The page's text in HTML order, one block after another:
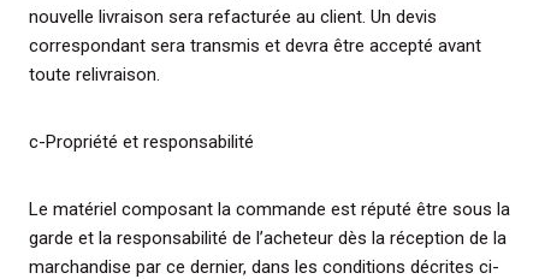
nouvelle livraison sera refacturée au client. Un devis
correspondant sera transmis et devra être accepté avant
toute relivraison.
c-Propriété et responsabilité
Le matériel composant la commande est réputé être sous la
garde et la responsabilité de l’acheteur dès la réception de la
marchandise par ce dernier, dans les conditions décrites ci-